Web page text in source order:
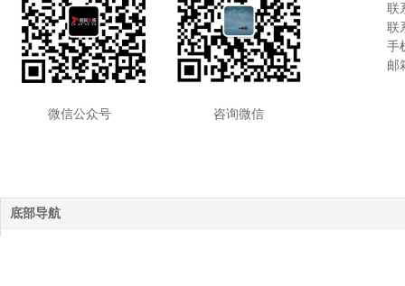
底部导航
微信公众号 咨询微信
联
联
手
邮